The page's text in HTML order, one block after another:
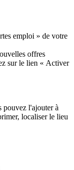
emploi » de votre
offres
sur le lien « Activer
l'ajouter à
localiser le lieu